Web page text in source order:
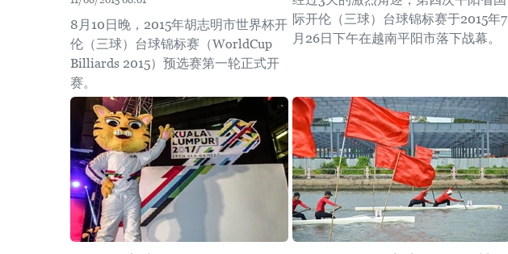
8月10日晚，2015年胡志明市世界杯开
伦（三球）台球锦标赛（WorldCup
Billiards 2015）预选赛第一轮正式开
赛。
际开伦（三球）台球锦标赛于2015年7
月26日下午在越南平阳市落下战幕。